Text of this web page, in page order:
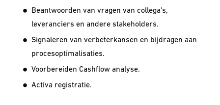
Beantwoorden van vragen van collega's,
leveranciers en andere stakeholders.
Signaleren van verbeterkansen en bijdragen aan
procesoptimalisaties.
Voorbereiden Cashflow analyse.
Activa registratie.